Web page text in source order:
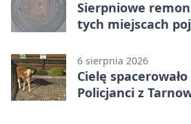
Sierpniowe
tych miejscach
6 sierpnia 2026
Cielę
Policjanci z